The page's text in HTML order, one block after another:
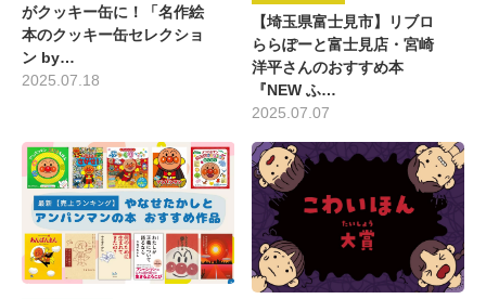
がクッキー缶に！「名作絵
本のクッキー缶セレクショ
ン by…
2025.07.18
【埼玉県富士見市】リブロ
ららぽーと富士見店・宮崎
洋平さんのおすすめ本
『NEW ふ…
2025.07.07